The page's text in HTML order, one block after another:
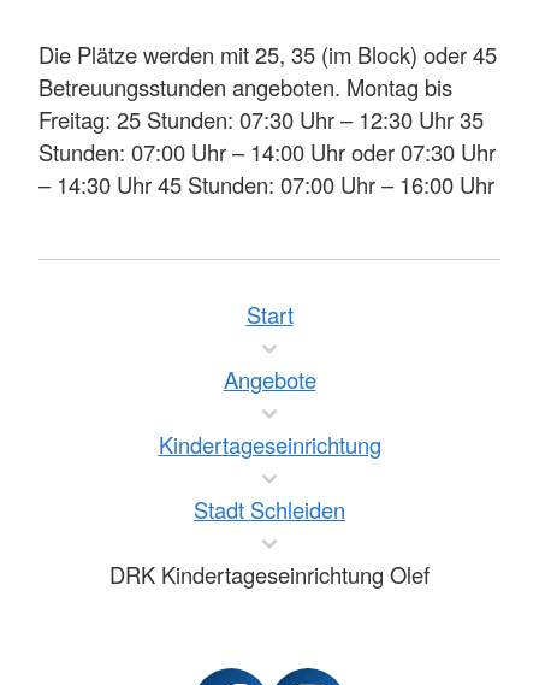
Die Plätze werden mit 25, 35 (im Block) oder 45
Betreuungsstunden angeboten. Montag bis
Freitag: 25 Stunden: 07:30 Uhr – 12:30 Uhr 35
Stunden: 07:00 Uhr – 14:00 Uhr oder 07:30 Uhr
– 14:30 Uhr 45 Stunden: 07:00 Uhr – 16:00 Uhr
Start
Angebote
Kindertageseinrichtung
Stadt Schleiden
DRK Kindertageseinrichtung Olef